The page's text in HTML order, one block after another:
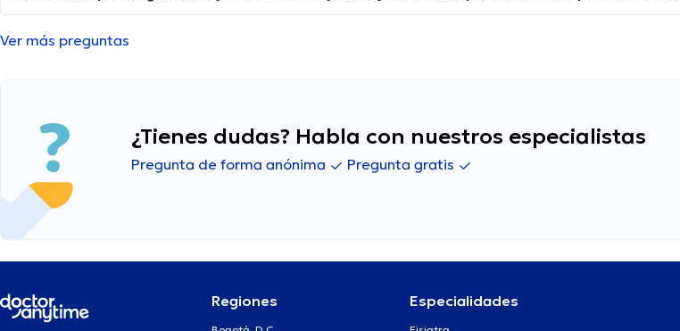
Ver más preguntas
¿Tienes dudas? Habla con nuestros especialistas
Pregunta de forma anónima Pregunta gratis
Regiones Especialidades